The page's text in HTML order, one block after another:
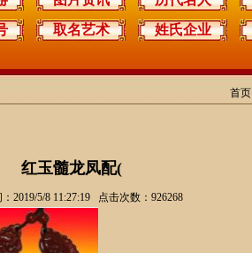
取名艺术 姓氏企业
首页
红玉髓龙凤配(
2019/5/8 11:27:19 点击次数：926268